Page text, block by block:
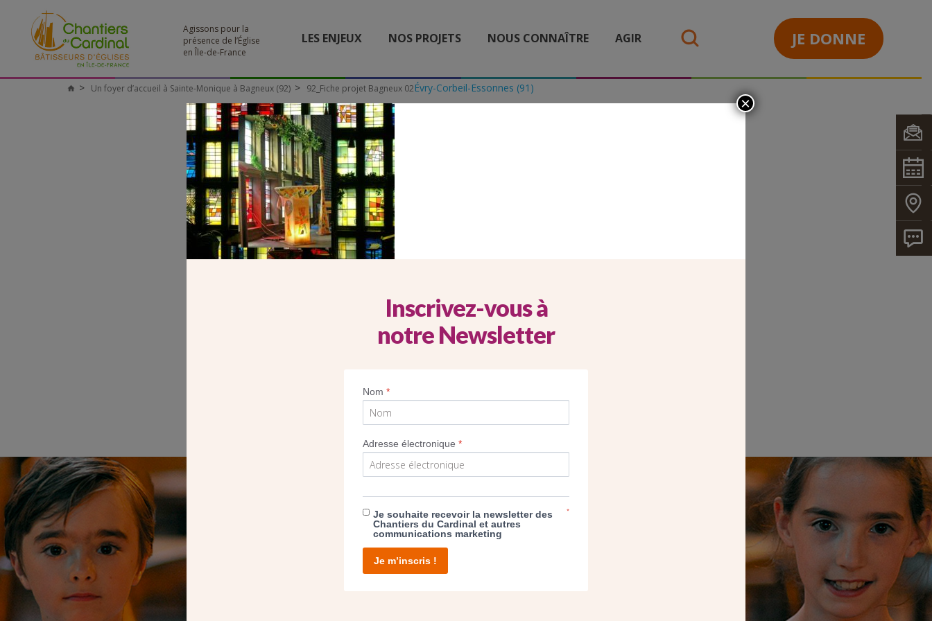
Agissons pour la
présence de l’Église
en Île-de-France
LES ENJEUX NOS PROJETS NOUS CONNAÎTRE AGIR JE DONNE
Chantiers
Évry-Corbeil-Essonnes (91)
Un foyer d’accueil à Sainte-Monique à Bagneux (92) 92_Fiche projet Bagneux 02
92_FICHE PROJET BAGNEUX 02
NOUS PERMET D’AGIR
Inscrivez-vous à
notre Newsletter
Nom*
Adresse électronique*
Je souhaite recevoir la newsletter des
Chantiers du Cardinal et autres
communications marketing
*
Je m’inscris !
×